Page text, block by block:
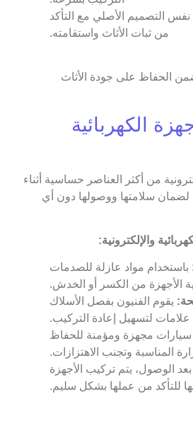
التصميم الأصلي مع التأكد
من ثبات الأثاث واستقامته.
الحفاظ على جودة الأثاث
الكهربائية
من أكثر العناصر حساسية أثناء
لضمان سلامتها ووصولها دون أي
والإلكترونية:
باستخدام مواد عازلة للصدمات
الأجهزة من الكسر أو الخدش.
يقوم الفنيون بفصل الأسلاك
لتسهيل إعادة التركيب.
سيارات مجهزة ومؤمنة للحفاظ
المناسبة وتجنب الاهتزازات.
بعد الوصول، يتم تركيب الأجهزة
للتأكد من عملها بشكل سليم.